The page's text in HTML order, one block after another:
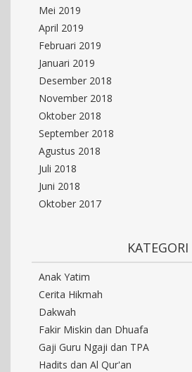
Mei 2019
April 2019
Februari 2019
Januari 2019
Desember 2018
November 2018
Oktober 2018
September 2018
Agustus 2018
Juli 2018
Juni 2018
Oktober 2017
KATEGORI
Anak Yatim
Cerita Hikmah
Dakwah
Fakir Miskin dan Dhuafa
Gaji Guru Ngaji dan TPA
Hadits dan Al Qur'an